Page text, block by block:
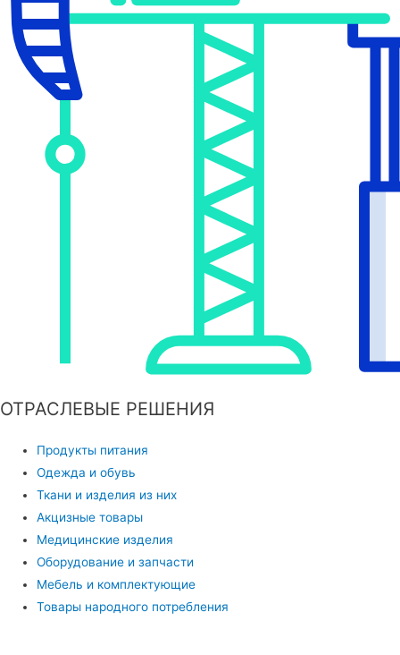
ОТРАСЛЕВЫЕ РЕШЕНИЯ
Продукты питания
Одежда и обувь
Ткани и изделия из них
Акцизные товары
Медицинские изделия
Оборудование и запчасти
Мебель и комплектующие
Товары народного потребления